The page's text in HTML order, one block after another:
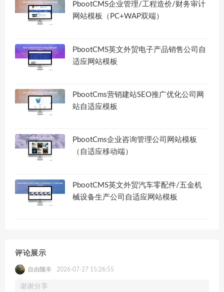
PbootCMS企业管理/工程造价/财务审计
网站模板（PC+WAP双端）
PbootCMS英文外贸电子产品销售公司自
适应网站模板
PbootCms营销建站SEO推广优化公司网
站自适应模板
PbootCms企业咨询管理公司网站模板
（自适应移动端）
PbootCMS英文外贸汽车零配件/五金机
械设备生产公司自适应网站模板
评论展示
自由随丰 2026-07-27 15:26:55
谢谢分享